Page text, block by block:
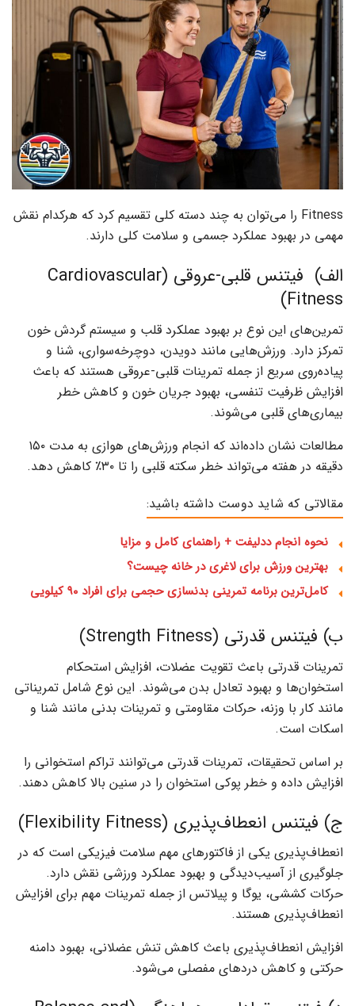
Fitness را می‌توان به چند دسته کلی تقسیم کرد که هرکدام نقش
مهمی در بهبود عملکرد جسمی و سلامت کلی دارند.
الف) فیتنس قلبی-عروقی (Cardiovascular
Fitness)
تمرین‌های این نوع بر بهبود عملکرد قلب و سیستم گردش خون
تمرکز دارد. ورزش‌هایی مانند دویدن، دوچرخه‌سواری، شنا و
پیاده‌روی سریع از جمله تمرینات قلبی-عروقی هستند که باعث
افزایش ظرفیت تنفسی، بهبود جریان خون و کاهش خطر
بیماری‌های قلبی می‌شوند.
مطالعات نشان داده‌اند که انجام ورزش‌های هوازی به مدت ۱۵۰
دقیقه در هفته می‌تواند خطر سکته قلبی را تا ۳۰٪ کاهش دهد.
مقالاتی که شاید دوست داشته باشید:
نحوه انجام ددلیفت + راهنمای کامل و مزایا
بهترین ورزش برای لاغری در خانه چیست؟
کامل‌ترین برنامه تمرینی بدنسازی حجمی برای افراد ۹۰ کیلویی
ب) فیتنس قدرتی (Strength Fitness)
تمرینات قدرتی باعث تقویت عضلات، افزایش استحکام
استخوان‌ها و بهبود تعادل بدن می‌شوند. این نوع شامل تمریناتی
مانند کار با وزنه، حرکات مقاومتی و تمرینات بدنی مانند شنا و
اسکات است.
بر اساس تحقیقات، تمرینات قدرتی می‌توانند تراکم استخوانی را
افزایش داده و خطر پوکی استخوان را در سنین بالا کاهش دهند.
ج) فیتنس انعطاف‌پذیری (Flexibility Fitness)
انعطاف‌پذیری یکی از فاکتورهای مهم سلامت فیزیکی است که در
جلوگیری از آسیب‌دیدگی و بهبود عملکرد ورزشی نقش دارد.
حرکات کششی، یوگا و پیلاتس از جمله تمرینات مهم برای افزایش
انعطاف‌پذیری هستند.
افزایش انعطاف‌پذیری باعث کاهش تنش عضلانی، بهبود دامنه
حرکتی و کاهش دردهای مفصلی می‌شود.